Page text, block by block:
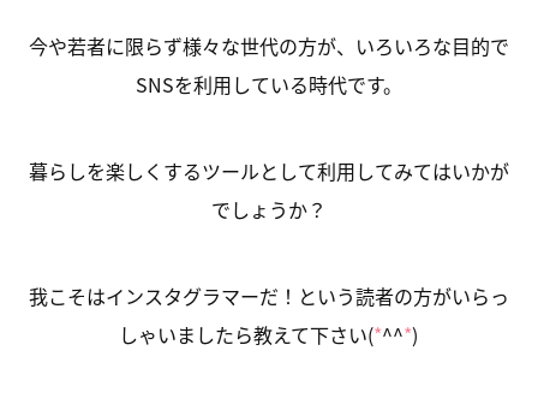
今や若者に限らず様々な世代の方が、いろいろな目的で
SNSを利用している時代です。
暮らしを楽しくするツールとして利用してみてはいかが
でしょうか？
我こそはインスタグラマーだ！という読者の方がいらっ
しゃいましたら教えて下さい(*^^*)